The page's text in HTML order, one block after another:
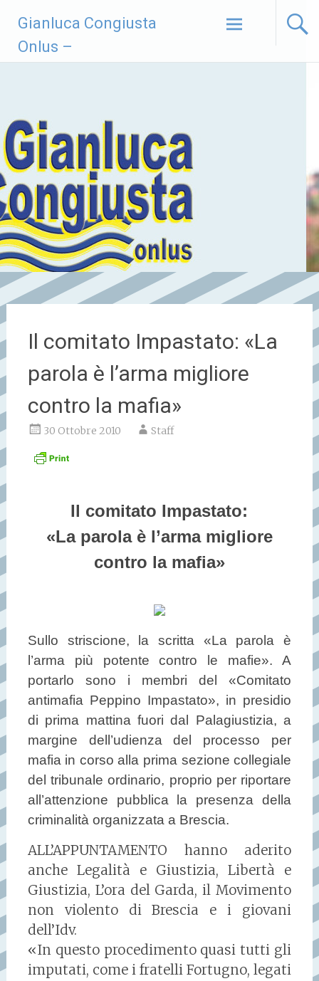
contenuto
Gianluca Congiusta
Onlus –
Il comitato Impastato: «La
parola è l’arma migliore
contro la mafia»
30 Ottobre 2010 Staff
Il comitato Impastato:
«La parola è l’arma migliore
contro la mafia»
Sullo striscione, la scritta «La parola è
l’arma più potente contro le mafie». A
portarlo sono i membri del «Comitato
antimafia Peppino Impastato», in presidio
di prima mattina fuori dal Palagiustizia, a
margine dell’udienza del processo per
mafia in corso alla prima sezione collegiale
del tribunale ordinario, proprio per riportare
all’attenzione pubblica la presenza della
criminalità organizzata a Brescia.
ALL’APPUNTAMENTO hanno aderito
anche Legalità e Giustizia, Libertà e
Giustizia, L’ora del Garda, il Movimento
non violento di Brescia e i giovani
dell’Idv.
«In questo procedimento quasi tutti gli
imputati, come i fratelli Fortugno, legati